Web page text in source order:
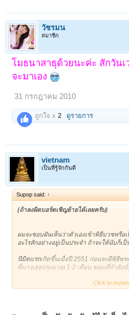
วัชรมน
สมาชิก
โมธนาสาธุด้วยนะค่ะ สักวันเ
จะมาเอง
31 กรกฎาคม 2010
ถูกใจ x2 ดูรายการ
vietnam
เป็นที่รู้จักกันดี
Supop said: ↑
(ถ้าลงผิดบอร์ดเชิญย้ายได้เลยครับ)
ผมจะชอบฝันเห็นว่าตัวเองเข้าพิธีบวชหรือ
อะไรสักอย่างอยู่เป็นประจำ ถ้าจะให้นับก็เ
นิมิตแรกเกิดขึ้นเมื่อปี 2551 ก่อนจะมีพิธีพ
พี่นางเธอประมาณ 1-2 เดือน ขณะที่กำลัง
ผมยืนอยู่ริมท่าน้ำเก่าๆโทรมๆที่หนึ่ง แต่งก
Click to